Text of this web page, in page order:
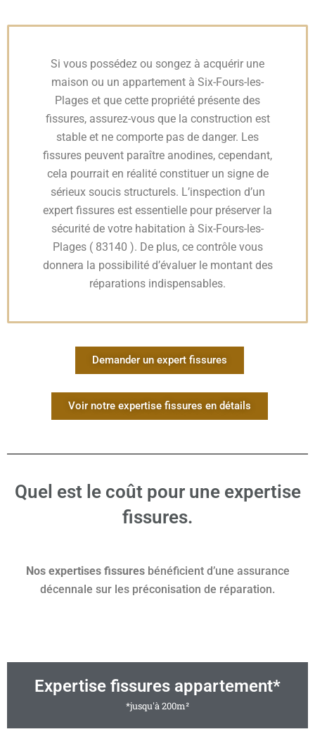
Si vous possédez ou songez à acquérir une
maison ou un appartement à Six-Fours-les-
Plages et que cette propriété présente des
fissures, assurez-vous que la construction est
stable et ne comporte pas de danger. Les
fissures peuvent paraître anodines, cependant,
cela pourrait en réalité constituer un signe de
sérieux soucis structurels. L’inspection d’un
expert fissures est essentielle pour préserver la
sécurité de votre habitation à Six-Fours-les-
Plages ( 83140 ). De plus, ce contrôle vous
donnera la possibilité d’évaluer le montant des
réparations indispensables.
Demander un expert fissures
Voir notre expertise fissures en détails
Quel est le coût pour une expertise
fissures.
Nos expertises fissuresbénéficient d’une assurance
décennale sur les préconisation de réparation.
Expertise fissures appartement*
*jusqu'à 200m²